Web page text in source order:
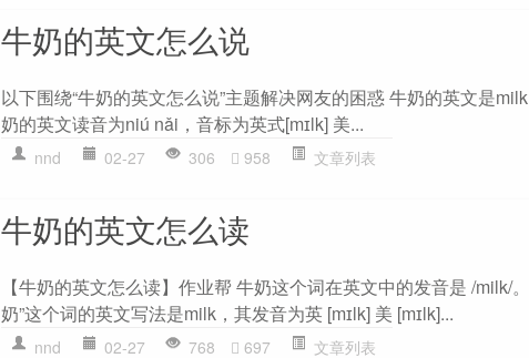
牛奶的英文怎么说
以下围绕“牛奶的英文怎么说”主题解决网友的困惑 牛奶的英文是
奶的英文读音为niú nǎi，音标为英式[mɪlk] 美...
nnd 02-27 306 958 文章列表
牛奶的英文怎么读
【牛奶的英文怎么读】作业帮 牛奶这个词在英文中的发音是 /milk/
奶”这个词的英文写法是milk，其发音为英 [mɪlk] 美 [mɪlk]...
nnd 02-27 768 697 文章列表